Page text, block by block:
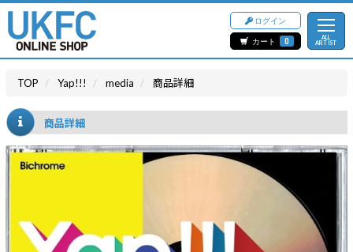
ログイン
カート
0
ALL
ARTIST
TOP Yap!!! media 商品詳細
商品詳細